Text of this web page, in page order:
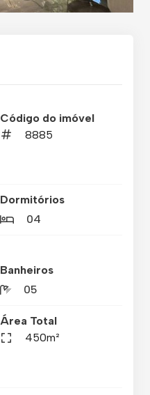
Código do imóvel
8885
Dormitórios
04
Banheiros
05
Área Total
450m²